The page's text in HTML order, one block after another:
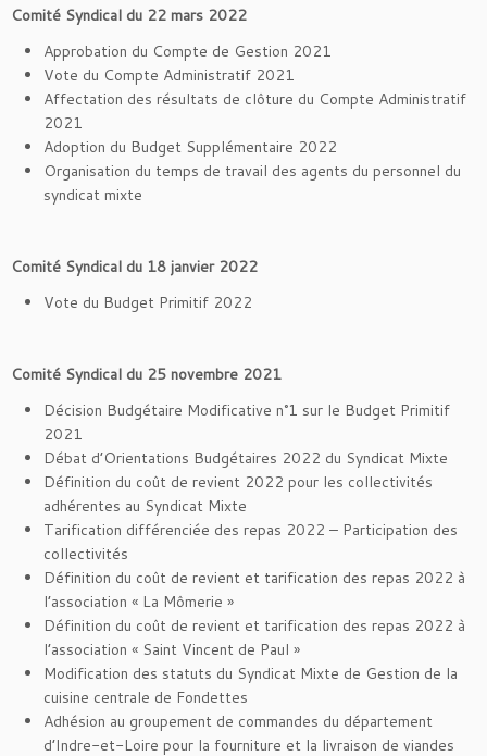
Comité Syndical du 22 mars 2022
Approbation du Compte de Gestion 2021
Vote du Compte Administratif 2021
Affectation des résultats de clôture du Compte Administratif
2021
Adoption du Budget Supplémentaire 2022
Organisation du temps de travail des agents du personnel du
syndicat mixte
Comité Syndical du 18 janvier 2022
Vote du Budget Primitif 2022
Comité Syndical du 25 novembre 2021
Décision Budgétaire Modificative n°1 sur le Budget Primitif
2021
Débat d’Orientations Budgétaires 2022 du Syndicat Mixte
Définition du coût de revient 2022 pour les collectivités
adhérentes au Syndicat Mixte
Tarification différenciée des repas 2022 – Participation des
collectivités
Définition du coût de revient et tarification des repas 2022 à
l’association « La Mômerie »
Définition du coût de revient et tarification des repas 2022 à
l’association « Saint Vincent de Paul »
Modification des statuts du Syndicat Mixte de Gestion de la
cuisine centrale de Fondettes
Adhésion au groupement de commandes du département
d’Indre-et-Loire pour la fourniture et la livraison de viandes